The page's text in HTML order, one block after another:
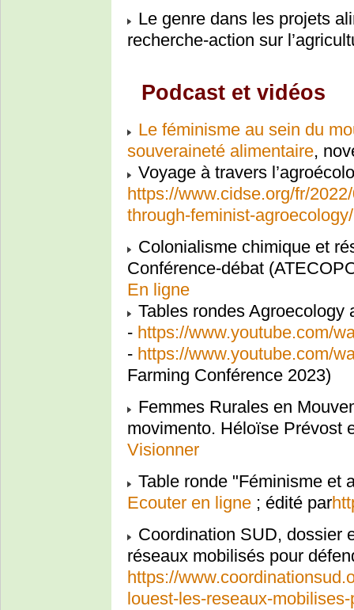
Le genre dans les projets
recherche-action sur
Podcast et vidéos
Le féminisme au sein du
souveraineté alimentaire,
Voyage à travers
https://www.cidse.org/fr/
through-feminist-agroecology/
Colonialisme chimique et
Conférence-débat
En ligne
Tables rondes Agroecology
- https://www.youtube.com/
- https://www.youtube.com/
Farming Conférence 2023)
Femmes Rurales en
movimento. Héloïse Prévost
Visionner
Table ronde "Féminisme et
Ecouter en ligne ; édité par
Coordination SUD, dossier
réseaux mobilisés pour
https://
louest-les-reseaux-